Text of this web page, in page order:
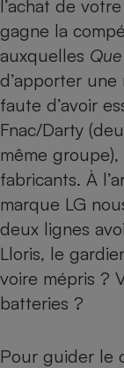
l’achat de
gagne la
auxquelles
d’apporter une
faute d’avoir
Fnac/Darty
même
fabricants. À
marque LG
deux lignes
Lloris, le
voire mépris ?
batteries ?
Pour guider le